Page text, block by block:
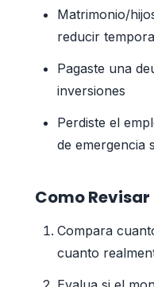
Matrimonio/
reducir
Pagaste una
inversiones
Perdiste el
de emergencia
Como Revisar
Compara
cuanto